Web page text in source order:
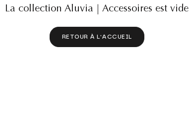
La collection Aluvia | Accessoires est vide
RETOUR À L'ACCUEIL